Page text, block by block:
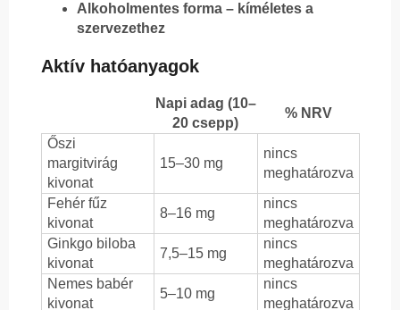
Alkoholmentes forma – kíméletes a
szervezethez
Aktív hatóanyagok
Napi adag (10–
20 csepp)
% NRV
Őszi
margitvirág
kivonat
15–30 mg
nincs
meghatározva
Fehér fűz
kivonat
8–16 mg
nincs
meghatározva
Ginkgo biloba
kivonat
7,5–15 mg
nincs
meghatározva
Nemes babér
kivonat
5–10 mg
nincs
meghatározva